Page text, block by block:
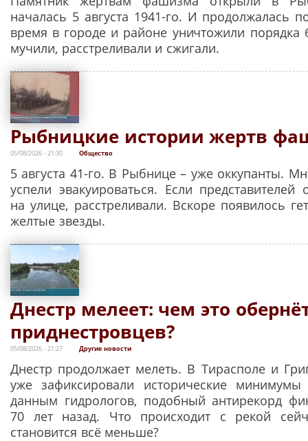
началась 5 августа 1941-го. И продолжалась
время в городе и районе уничтожили порядка
мучили, расстреливали и сжигали.
Рыбницкие истории жертв
05/08/2026 - 21:30 Общество
5 августа 41-го. В Рыбнице – уже оккупанты.
успели эвакуироваться. Если
на улице, расстреливали. Вскоре появилось
желтые звезды.
Днестр мелеет: чем это
приднестровцев?
05/08/2026 - 21:27 Другие новости
Днестр продолжает мелеть. В Тирасполе и
уже зафиксировали исторические
данным гидрологов, подобный антирекорд
70 лет назад. Что происходит с рекой
становится всё меньше?